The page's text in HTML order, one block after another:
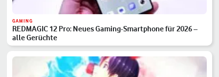
GAMING
REDMAGIC 12 Pro: Neues Gaming-Smartphone für 2026 –
alle Gerüchte